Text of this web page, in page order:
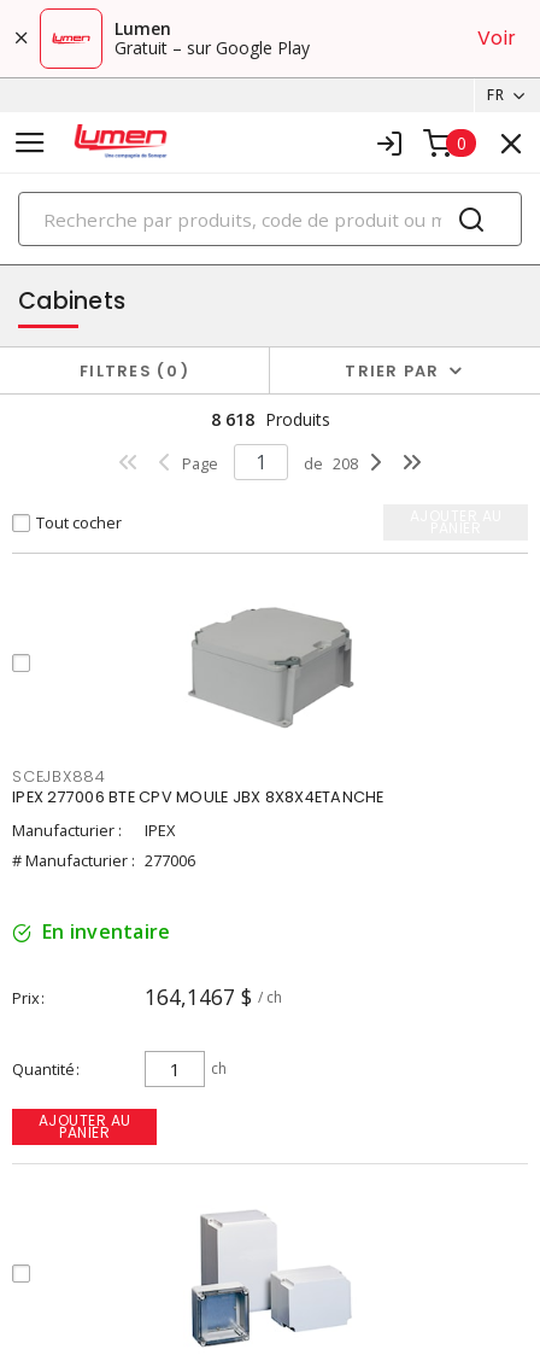
Lumen
Gratuit – sur Google Play
Voir
FR
0
PRODUITS
boîtiers et cabinets
Cabinets
FILTRES 0 TRIER PAR
8 618 Produits
Page de 208
Tout cocher
SCEJBX884
IPEX 277006 BTE CPV MOULE JBX 8X8X4ETANCHE
Manufacturier :
IPEX
# Manufacturier : 277006
En inventaire
Prix 164,1467 $ / ch
Quantité ch
AJOUTER AU
PANIER